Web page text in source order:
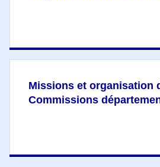
Missions et organisation
Commissions